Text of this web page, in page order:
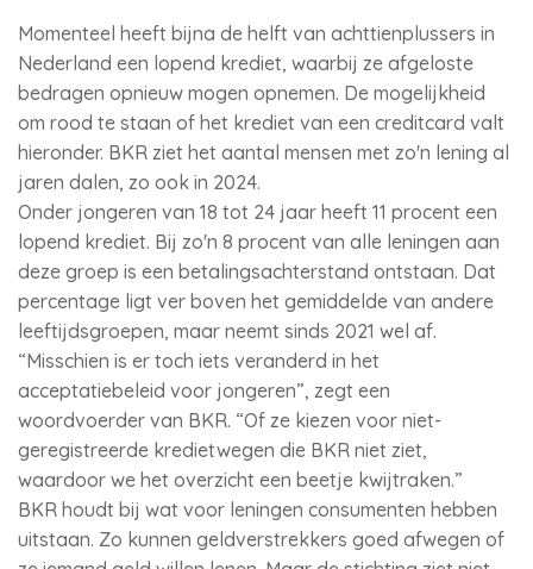
Momenteel heeft bijna de helft van achttienplussers in
Nederland een lopend krediet, waarbij ze afgeloste
bedragen opnieuw mogen opnemen. De mogelijkheid
om rood te staan of het krediet van een creditcard valt
hieronder. BKR ziet het aantal mensen met zo'n lening al
jaren dalen, zo ook in 2024.
Onder jongeren van 18 tot 24 jaar heeft 11 procent een
lopend krediet. Bij zo'n 8 procent van alle leningen aan
deze groep is een betalingsachterstand ontstaan. Dat
percentage ligt ver boven het gemiddelde van andere
leeftijdsgroepen, maar neemt sinds 2021 wel af.
“Misschien is er toch iets veranderd in het
acceptatiebeleid voor jongeren”, zegt een
woordvoerder van BKR. “Of ze kiezen voor niet-
geregistreerde kredietwegen die BKR niet ziet,
waardoor we het overzicht een beetje kwijtraken.”
BKR houdt bij wat voor leningen consumenten hebben
uitstaan. Zo kunnen geldverstrekkers goed afwegen of